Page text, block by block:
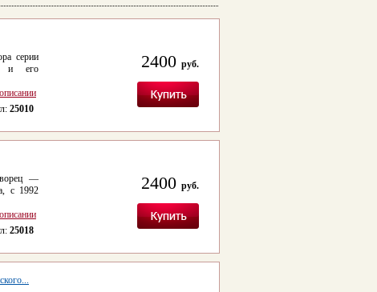
серии
и его
2400 руб.
25010
—
с 1992
2400 руб.
25018